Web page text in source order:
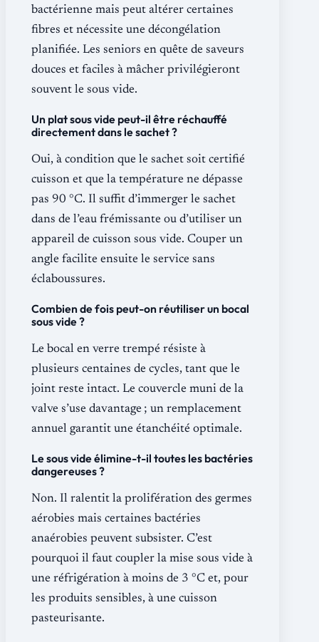
bactérienne mais peut altérer certaines
fibres et nécessite une décongélation
planifiée. Les seniors en quête de saveurs
douces et faciles à mâcher privilégieront
souvent le sous vide.
Un plat sous vide peut-il être réchauffé
directement dans le sachet ?
Oui, à condition que le sachet soit certifié
cuisson et que la température ne dépasse
pas 90 °C. Il suffit d’immerger le sachet
dans de l’eau frémissante ou d’utiliser un
appareil de cuisson sous vide. Couper un
angle facilite ensuite le service sans
éclaboussures.
Combien de fois peut-on réutiliser un bocal
sous vide ?
Le bocal en verre trempé résiste à
plusieurs centaines de cycles, tant que le
joint reste intact. Le couvercle muni de la
valve s’use davantage ; un remplacement
annuel garantit une étanchéité optimale.
Le sous vide élimine-t-il toutes les bactéries
dangereuses ?
Non. Il ralentit la prolifération des germes
aérobies mais certaines bactéries
anaérobies peuvent subsister. C’est
pourquoi il faut coupler la mise sous vide à
une réfrigération à moins de 3 °C et, pour
les produits sensibles, à une cuisson
pasteurisante.